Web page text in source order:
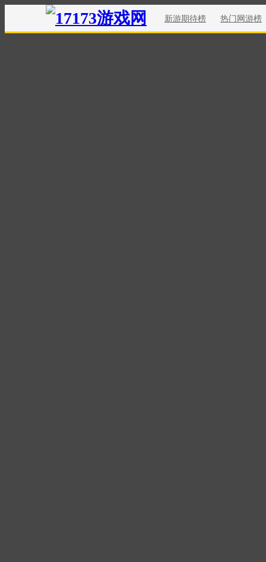
新游期待榜 热门网游榜